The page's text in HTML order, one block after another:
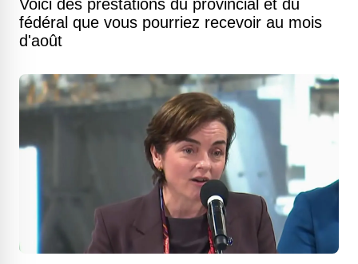
Voici des prestations du provincial et du
fédéral que vous pourriez recevoir au mois
d'août